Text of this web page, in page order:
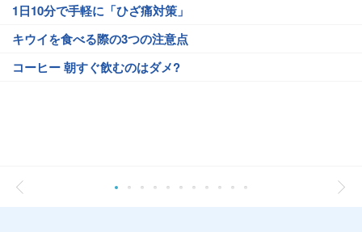
1日10分で手軽に「ひざ痛対策」
キウイを食べる際の3つの注意点
コーヒー 朝すぐ飲むのはダメ?